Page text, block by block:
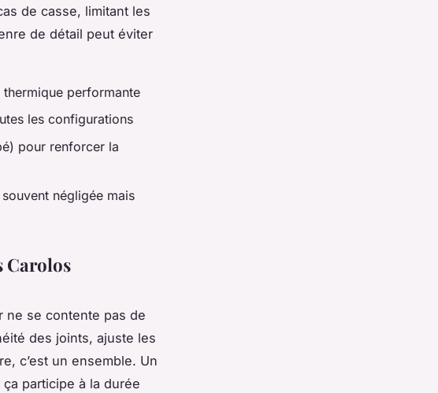
de casse, limitant les
de détail peut éviter
performante
les configurations
pour renforcer la
négligée mais
Carolos
ne se contente pas de
des joints, ajuste les
c’est un ensemble. Un
participe à la durée